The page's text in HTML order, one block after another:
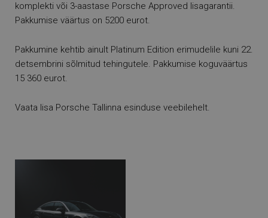
komplekti või 3-aastase Porsche Approved lisagarantii.
Pakkumise väärtus on 5200 eurot.
Pakkumine kehtib ainult Platinum Edition erimudelile kuni 22.
detsembrini sõlmitud tehingutele. Pakkumise koguväärtus
15 360 eurot.
Vaata lisa Porsche Tallinna esinduse veebilehelt.